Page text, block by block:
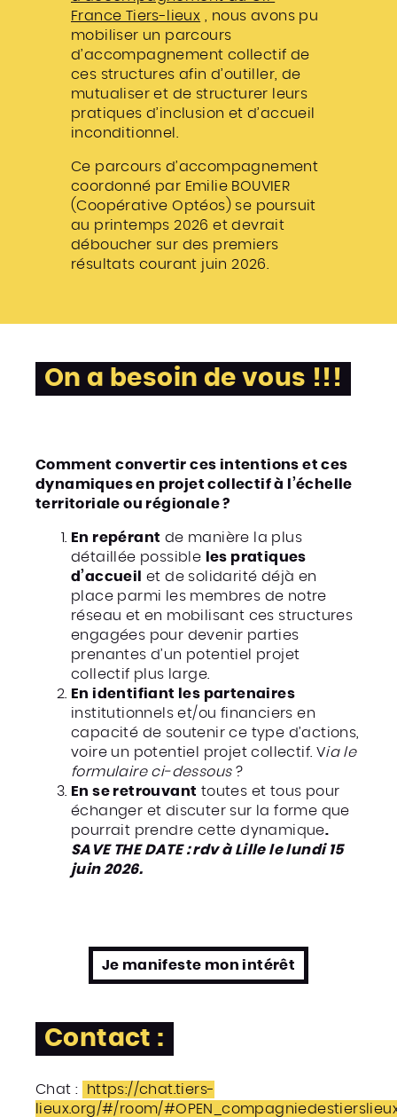
France Tiers-lieux
, nous avons pu
mobiliser un parcours
d’accompagnement collectif de
ces structures afin d’outiller, de
mutualiser et de structurer leurs
pratiques d’inclusion et d’accueil
inconditionnel.
Ce parcours d’accompagnement
coordonné par Emilie BOUVIER
(Coopérative Optéos) se poursuit
au printemps 2026 et devrait
déboucher sur des premiers
résultats courant juin 2026.
On a besoin de vous !!!
Comment convertir ces intentions et ces
dynamiques en projet collectif à l’échelle
territoriale ou régionale ?
En repérant de manière la plus
détaillée possible les pratiques
d’accueil et de solidarité déjà en
place parmi les membres de notre
réseau et en mobilisant ces structures
engagées pour devenir parties
prenantes d’un potentiel projet
collectif plus large.
En identifiant les partenaires
institutionnels et/ou financiers en
capacité de soutenir ce type d’actions,
voire un potentiel projet collectif. Via le
formulaire ci-dessous?
En se retrouvant toutes et tous pour
échanger et discuter sur la forme que
pourrait prendre cette dynamique.
SAVE THE DATE : rdv à Lille le lundi 15
juin 2026.
Je manifeste mon intérêt
Contact :
Chat :
https://chat.tiers-
lieux.org/#/room/